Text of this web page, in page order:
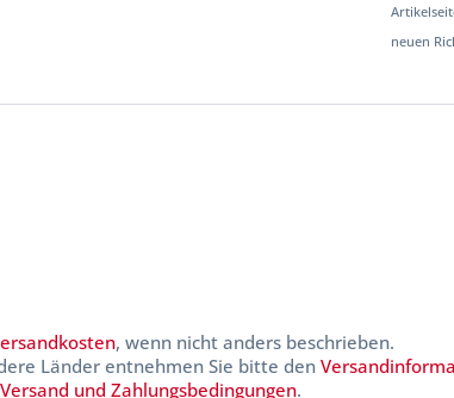
neuen
, wenn nicht anders beschrieben.
Länder entnehmen Sie bitte den
Versand und Zahlungsbedingungen.